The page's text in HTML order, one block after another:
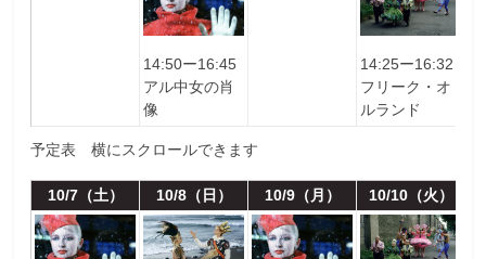
14:50ー16:45
アル中⼥の肖
像
14:25ー16:32
フリーク・オ
ルランド
予定表 横にスクロールできます
10/7（土） 10/8（日） 10/9（月） 10/10（火）